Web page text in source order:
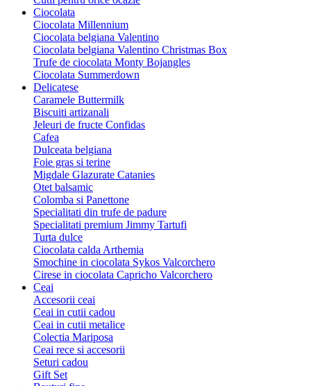
Ciocolata
Ciocolata Millennium
Ciocolata belgiana Valentino
Ciocolata belgiana Valentino Christmas Box
Trufe de ciocolata Monty Bojangles
Ciocolata Summerdown
Delicatese
Caramele Buttermilk
Biscuiti artizanali
Jeleuri de fructe Confidas
Cafea
Dulceata belgiana
Foie gras si terine
Migdale Glazurate Catanies
Otet balsamic
Colomba si Panettone
Specialitati din trufe de padure
Specialitati premium Jimmy Tartufi
Turta dulce
Ciocolata calda Arthemia
Smochine in ciocolata Sykos Valcorchero
Cirese in ciocolata Capricho Valcorchero
Ceai
Accesorii ceai
Ceai in cutii cadou
Ceai in cutii metalice
Colectia Mariposa
Ceai rece si accesorii
Seturi cadou
Gift Set